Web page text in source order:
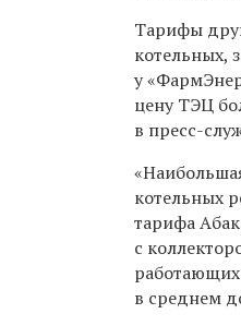
Тарифы
котельных,
у
цену ТЭЦ
в пресс-
котельных
тарифа
с
работающих
в среднем